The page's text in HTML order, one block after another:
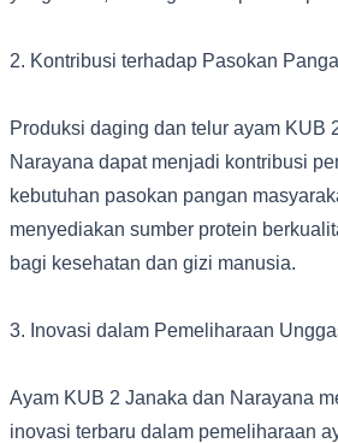
2. Kontribusi terhadap Pasokan
Produksi daging dan telur ayam KUB
Narayana dapat menjadi kontribusi
kebutuhan pasokan pangan
menyediakan sumber protein
bagi kesehatan dan gizi manusia.
3. Inovasi dalam Pemeliharaan
Ayam KUB 2 Janaka dan Narayana
inovasi terbaru dalam pemeliharaan